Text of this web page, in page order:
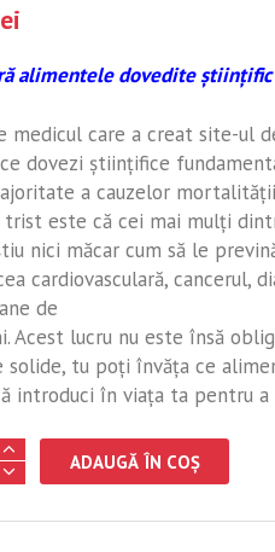
alimentele dovedite ştiinţific
medicul care a creat site-ul
dovezi ştiinţifice
a cauzelor
trist este că cei mai mulţi
nici măcar cum să le
cardiovasculară, cancerul,
de
Acest lucru nu este însă
solide, tu poţi învăţa ce
introduci în viaţa ta pentru
ADAUGĂ ÎN COȘ